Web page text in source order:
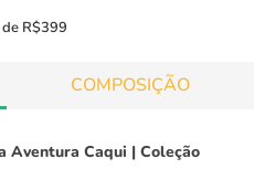
de R$399
COMPOSIÇÃO
Aventura Caqui | Coleção